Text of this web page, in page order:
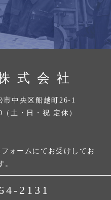
式会社
市中央区船越町26-1
土・日・祝 定休）
ォームにてお受けしてお
。
2131